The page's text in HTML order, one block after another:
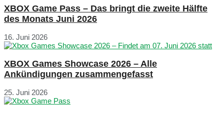
XBOX Game Pass – Das bringt die zweite Hälfte
des Monats Juni 2026
16. Juni 2026
XBOX Games Showcase 2026 – Alle
Ankündigungen zusammengefasst
25. Juni 2026